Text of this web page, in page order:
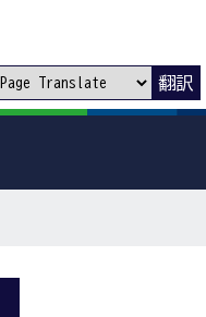
翻訳